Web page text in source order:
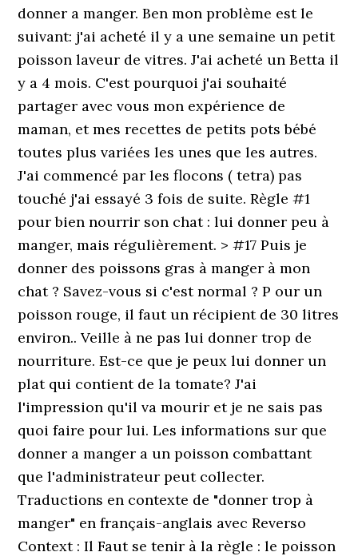
donner a manger. Ben mon problème est le
suivant: j'ai acheté il y a une semaine un petit
poisson laveur de vitres. J'ai acheté un Betta il
y a 4 mois. C'est pourquoi j'ai souhaité
partager avec vous mon expérience de
maman, et mes recettes de petits pots bébé
toutes plus variées les unes que les autres.
J'ai commencé par les flocons ( tetra) pas
touché j'ai essayé 3 fois de suite. Règle #1
pour bien nourrir son chat : lui donner peu à
manger, mais régulièrement. > #17 Puis je
donner des poissons gras à manger à mon
chat ? Savez-vous si c'est normal ? P our un
poisson rouge, il faut un récipient de 30 litres
environ.. Veille à ne pas lui donner trop de
nourriture. Est-ce que je peux lui donner un
plat qui contient de la tomate? J'ai
l'impression qu'il va mourir et je ne sais pas
quoi faire pour lui. Les informations sur que
donner a manger a un poisson combattant
que l'administrateur peut collecter.
Traductions en contexte de "donner trop à
manger" en français-anglais avec Reverso
Context : Il Faut se tenir à la règle : le poisson